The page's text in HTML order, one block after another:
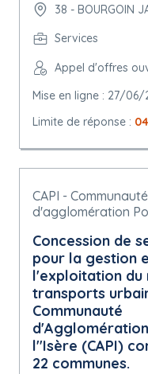
38 - BOURGOIN
Services
Appel d'offres
Mise en ligne : 27/06/
Limite de réponse :
CAPI - Communauté
d'agglomération
Concession de
pour la gestion
l'exploitation du
transports
Communauté
l''Isère (CAPI)
22 communes.